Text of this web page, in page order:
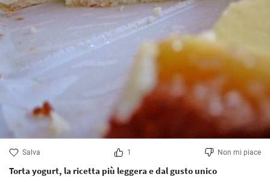
Salva 1 Non mi piace
Torta yogurt, la ricetta più leggera e dal gusto unico